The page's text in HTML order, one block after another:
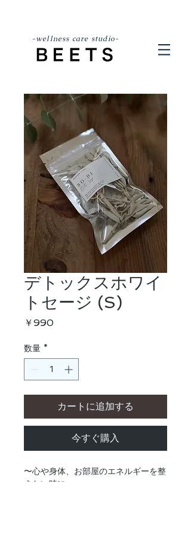
-wellness care studio-
デトックスホワイ
トセージ (S)
￥990価
数量 *
カートに追加する
今すぐ購入
〜心や身体、お部屋のエネルギーを整
えたい時に〜